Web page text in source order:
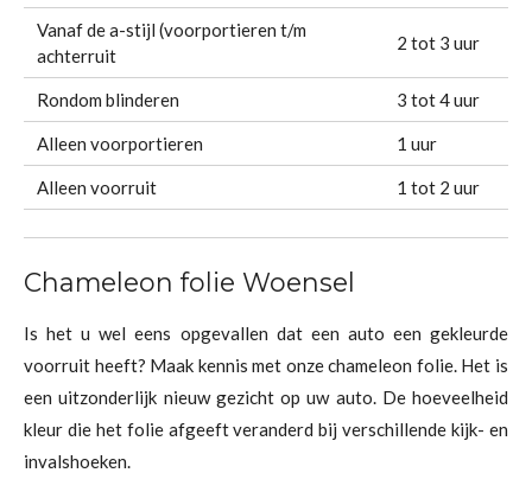
Vanaf de a-stijl (voorportieren t/m
achterruit
2 tot 3 uur
Rondom blinderen 3 tot 4 uur
Alleen voorportieren 1 uur
Alleen voorruit 1 tot 2 uur
Chameleon folie Woensel
Is het u wel eens opgevallen dat een auto een gekleurde
voorruit heeft? Maak kennis met onze chameleon folie. Het is
een uitzonderlijk nieuw gezicht op uw auto. De hoeveelheid
kleur die het folie afgeeft veranderd bij verschillende kijk- en
invalshoeken.